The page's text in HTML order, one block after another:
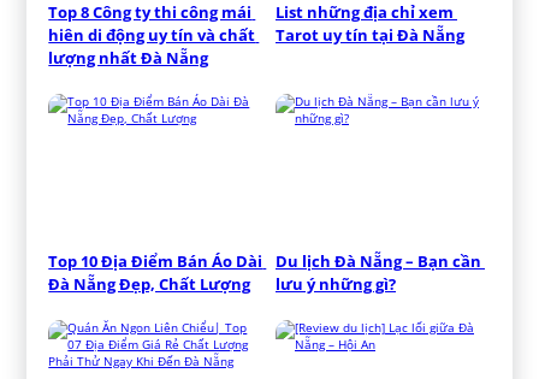
Top 8 Công ty thi công mái
hiên di động uy tín và chất
lượng nhất Đà Nẵng
List những địa chỉ xem
Tarot uy tín tại Đà Nẵng
Top 10 Địa Điểm Bán Áo Dài
Đà Nẵng Đẹp, Chất Lượng
Du lịch Đà Nẵng – Bạn cần
lưu ý những gì?